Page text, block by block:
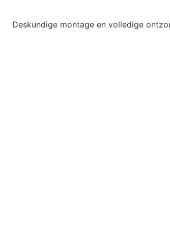
Deskundige montage en volledige